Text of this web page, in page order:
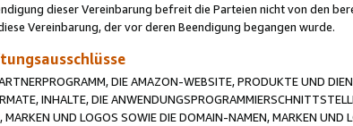
dieser Vereinbarung befreit die Parteien nicht von den
Vereinbarung, der vor deren Beendigung begangen wurde.
DIE AMAZON-WEBSITE, PRODUKTE UND
INHALTE, DIE
MARKEN UND LOGOS SOWIE DIE DOMAIN-NAMEN, MARKEN UND